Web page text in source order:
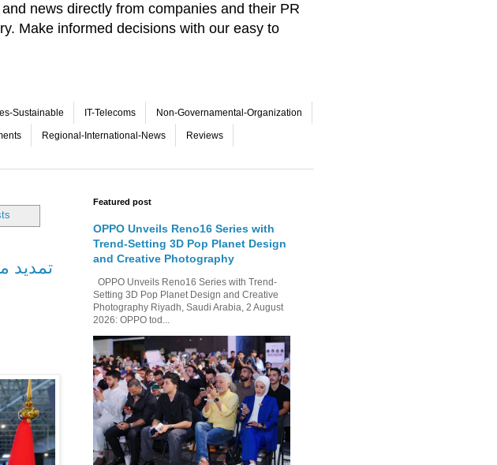
news directly from companies and their PR
Make informed decisions with our easy to
Sustainable IT-Telecoms Non-Governamental-Organization
Regional-International-News Reviews
تمديد
Featured post
OPPO Unveils Reno16 Series with
Trend-Setting 3D Pop Planet Design
and Creative Photography
OPPO Unveils Reno16 Series with Trend-
Setting 3D Pop Planet Design and Creative
Photography Riyadh, Saudi Arabia, 2 August
2026: OPPO tod...